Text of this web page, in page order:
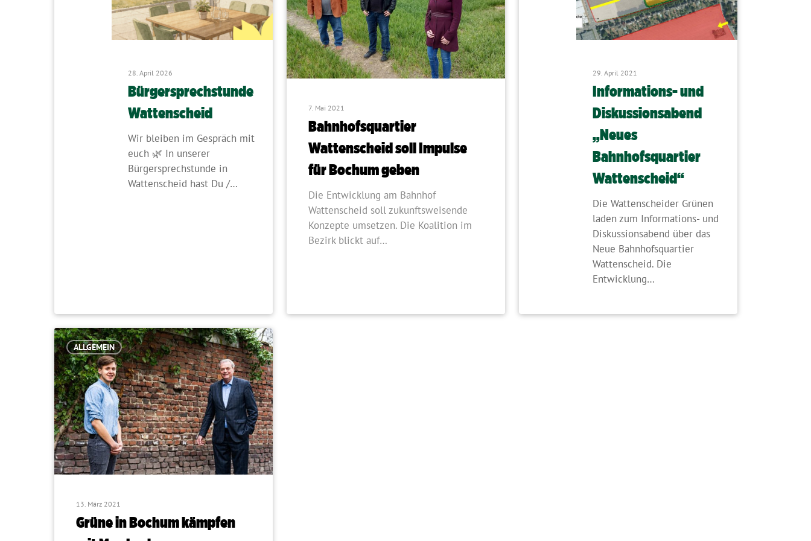
28. April 2026
Bürgersprechstunde
Wattenscheid
Wir bleiben im Gespräch mit
euch 🌿 In unserer
Bürgersprechstunde in
Wattenscheid hast Du /…
7. Mai 2021
Bahnhofsquartier
Wattenscheid soll Impulse
für Bochum geben
Die Entwicklung am Bahnhof
Wattenscheid soll zukunftsweisende
Konzepte umsetzen. Die Koalition im
Bezirk blickt auf…
29. April 2021
Informations- und
Diskussionsabend
„Neues
Bahnhofsquartier
Wattenscheid“
Die Wattenscheider Grünen
laden zum Informations- und
Diskussionsabend über das
Neue Bahnhofsquartier
Wattenscheid. Die
Entwicklung…
ALLGEMEIN
13. März 2021
Grüne in Bochum kämpfen